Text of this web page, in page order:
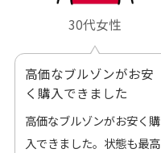
30代女性
高価なブルゾンがお安
く購入できました
高価なブルゾンがお安く購
入できました。状態も最高